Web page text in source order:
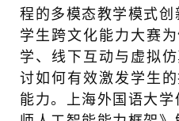
程的多模态教学模式
学生跨文化能力大赛
学、线下互动与虚拟
讨如何有效激发学生
能力。上海外国语大